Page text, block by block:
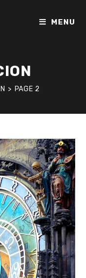
MENU
> PAGE 2